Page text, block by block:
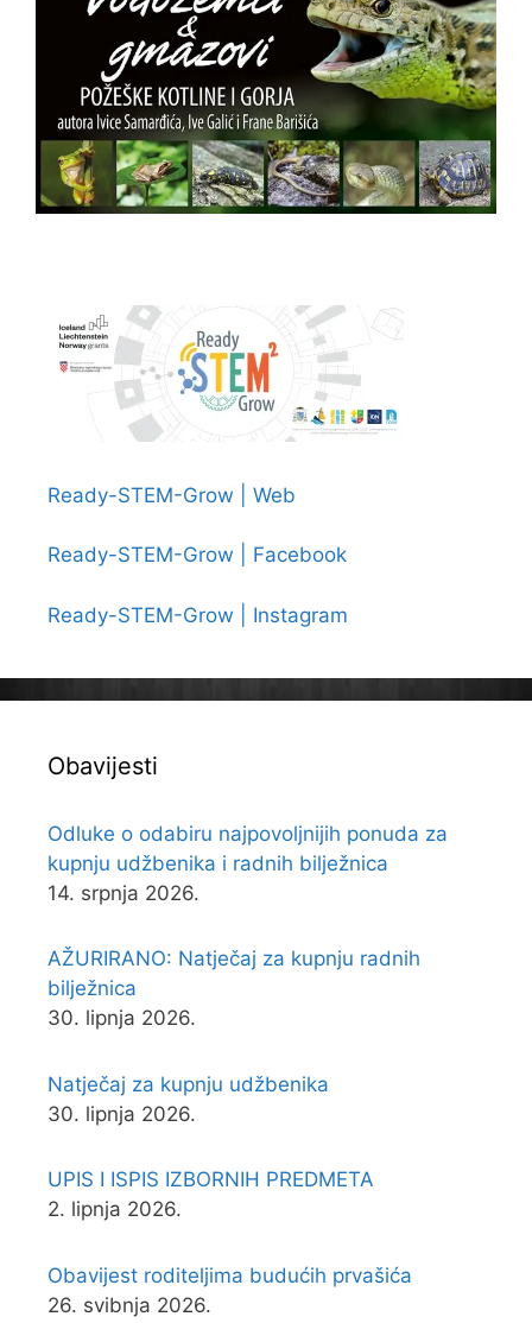
Ready-STEM-Grow | Web
Ready-STEM-Grow | Facebook
Ready-STEM-Grow | Instagram
Obavijesti
Odluke o odabiru najpovoljnijih ponuda za
kupnju udžbenika i radnih bilježnica
14. srpnja 2026.
AŽURIRANO: Natječaj za kupnju radnih
bilježnica
30. lipnja 2026.
Natječaj za kupnju udžbenika
30. lipnja 2026.
UPIS I ISPIS IZBORNIH PREDMETA
2. lipnja 2026.
Obavijest roditeljima budućih prvašića
26. svibnja 2026.